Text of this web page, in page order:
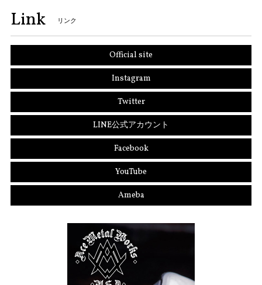
Link リンク
Official site
Instagram
Twitter
LINE公式アカウント
Facebook
YouTube
Ameba